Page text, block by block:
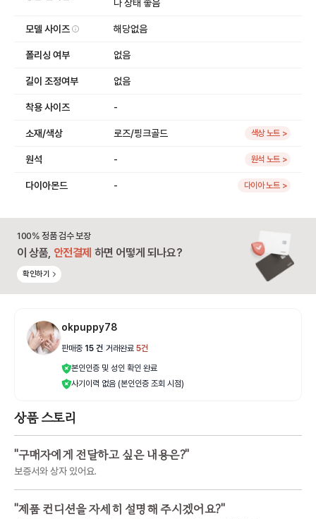
나 상태 좋음
모델 사이즈 해당없음
폴리싱 여부 없음
길이 조정여부 없음
착용 사이즈 -
소재/색상 로즈/핑크골드 색상 노트 >
원석 - 원석 노트 >
다이아몬드 - 다이아 노트 >
100% 정품 검수 보장
이 상품, 안전결제 하면 어떻게 되나요?
확인하기
okpuppy78
판매중 15 건 거래완료 5건
본인인증 및 성인 확인 완료
사기이력 없음 (본인인증 조회 시점)
상품 스토리
"구매자에게 전달하고 싶은 내용은?"
보증서와 상자 있어요.
"제품 컨디션을 자세히 설명해 주시겠어요?"